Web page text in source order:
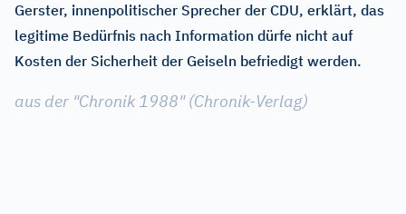
Gerster, innenpolitischer Sprecher der CDU, erklärt, das
legitime Bedürfnis nach Information dürfe nicht auf
Kosten der Sicherheit der Geiseln befriedigt werden.
aus der "Chronik 1988" (Chronik-Verlag)